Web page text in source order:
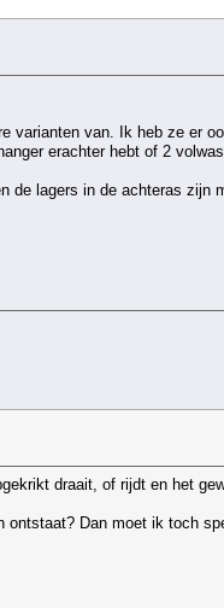
varianten van. Ik heb ze er
erachter hebt of 2
lagers in de achteras zijn
draait, of rijdt en het
Dan moet ik toch